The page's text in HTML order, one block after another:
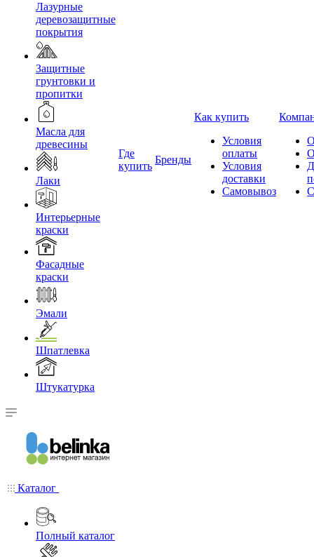
Лазурные
деревозащитные
покрытия
Защитные
грунтовки и
пропитки
Масла для
древесины
Лаки
Интерьерные
краски
Фасадные
краски
Эмали
Шпатлевка
Штукатурка
Где
купить
Бренды
Как купить
Условия
оплаты
Условия
доставки
Самовывоз
Каталог
Полный каталог